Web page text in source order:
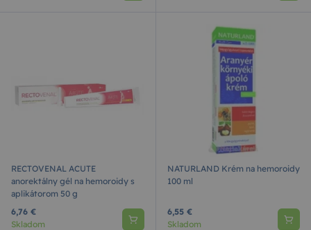
RECTOVENAL ACUTE
anorektálny gél na hemoroidy s
aplikátorom 50 g
6,76 €
Skladom
NATURLAND Krém na hemoroidy
100 ml
6,55 €
Skladom